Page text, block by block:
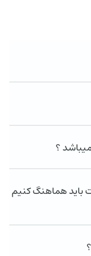
؟
باید هماهنگ کنیم